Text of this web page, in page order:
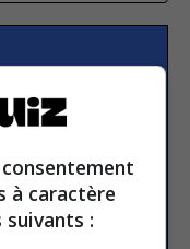
à caractère
suivants :